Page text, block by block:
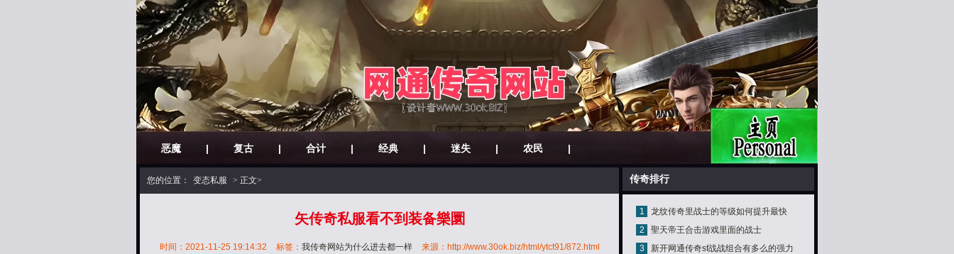
恶魔 | 复古 | 合计 | 经典 | 迷失 | 农民 |
您的位置： 变态私服 > 正文>
矢传奇私服看不到装备樂圜
时间：2021-11-25 19:14:32 标签： 我传奇网站为什么进去都一样 来源：http://www.30ok.biz/html/ytct91/872.html
传奇排行
1
龙纹传奇里战士的等级如何提升最快
2
聖天帝王合击游戏里面的战士
3
新开网通传奇sf战战组合有多么的强力